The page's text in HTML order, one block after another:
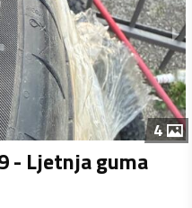
4
- Ljetnja guma